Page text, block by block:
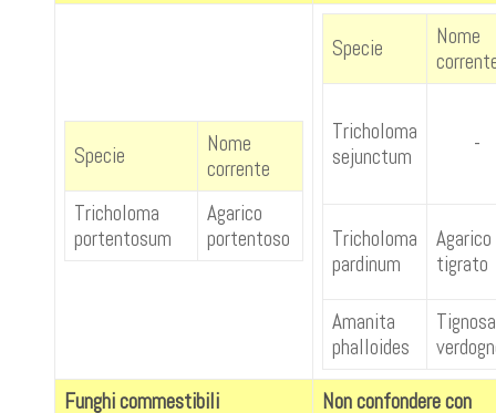
Specie
Nome
corrente
Tricholoma
portentosum
Agarico
portentoso
Specie
Nome
Tricholoma
sejunctum
-
Tricholoma
pardinum
Agarico
tigrato
Amanita
phalloides
Tignosa
Funghi commestibili
Non confondere con